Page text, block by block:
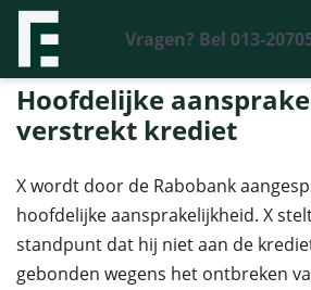
Vragen? Bel 013-
Financieel Recht Advocaten >Uitspraken>
aansprakelijkheid bij verstrekt krediet
Hoofdelijke
verstrekt krediet
X wordt door de Rabobank
hoofdelijke aansprakelijkheid. X
standpunt dat hij niet aan de
gebonden wegens het ontbreken